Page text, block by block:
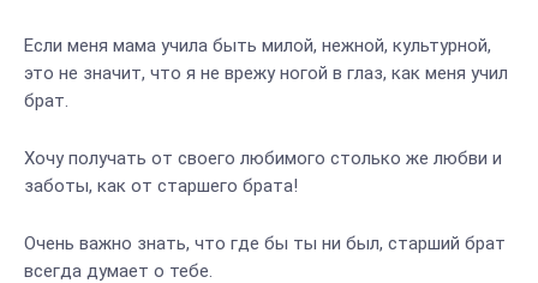
Если меня мама учила быть милой, нежной, культурной,
это не значит, что я не врежу ногой в глаз, как меня учил
брат.
Хочу получать от своего любимого столько же любви и
заботы, как от старшего брата!
Очень важно знать, что где бы ты ни был, старший брат
всегда думает о тебе.